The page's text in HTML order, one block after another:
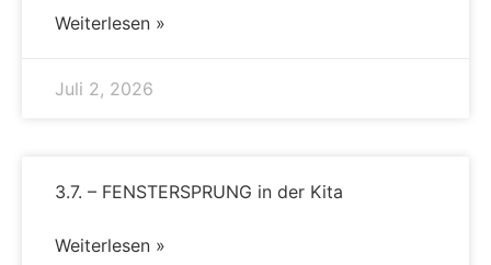
Weiterlesen »
Juli 2, 2026
3.7. – FENSTERSPRUNG in der Kita
Weiterlesen »